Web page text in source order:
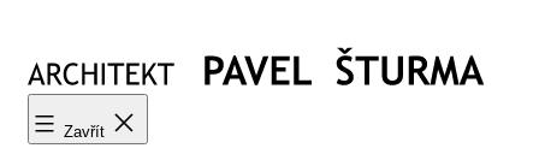
obsahu
Zavřít